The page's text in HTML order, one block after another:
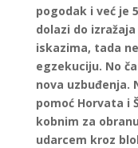
pogodak i već je
dolazi do
iskazima, tada
egzekuciju. No
nova uzbuđenja.
pomoć Horvata i
kobnim za
udarcem kroz